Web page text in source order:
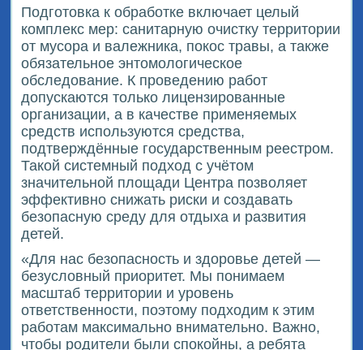
Подготовка к обработке включает целый
комплекс мер: санитарную очистку территории
от мусора и валежника, покос травы, а также
обязательное энтомологическое
обследование. К проведению работ
допускаются только лицензированные
организации, а в качестве применяемых
средств используются средства,
подтверждённые государственным реестром.
Такой системный подход с учётом
значительной площади Центра позволяет
эффективно снижать риски и создавать
безопасную среду для отдыха и развития
детей.
«Для нас безопасность и здоровье детей —
безусловный приоритет. Мы понимаем
масштаб территории и уровень
ответственности, поэтому подходим к этим
работам максимально внимательно. Важно,
чтобы родители были спокойны, а ребята